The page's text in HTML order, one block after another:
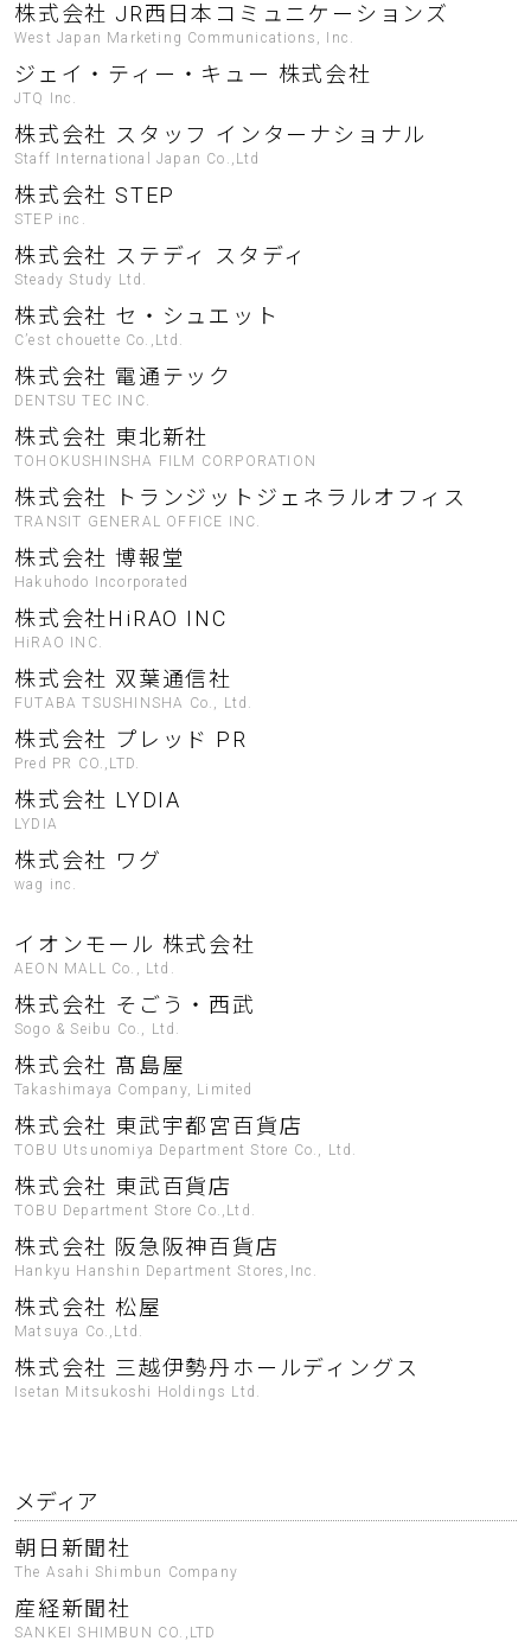
株式会社 JR西日本コミュニケーションズ
West Japan Marketing Communications, Inc.
ジェイ・ティー・キュー 株式会社
JTQ Inc.
株式会社 スタッフ インターナショナル
Staff International Japan Co.,Ltd
株式会社 STEP
STEP inc.
株式会社 ステディ スタディ
Steady Study Ltd.
株式会社 セ・シュエット
C’est chouette Co.,Ltd.
株式会社 電通テック
DENTSU TEC INC.
株式会社 東北新社
TOHOKUSHINSHA FILM CORPORATION
株式会社 トランジットジェネラルオフィス
TRANSIT GENERAL OFFICE INC.
株式会社 博報堂
Hakuhodo Incorporated
株式会社HiRAO INC
HiRAO INC.
株式会社 双葉通信社
FUTABA TSUSHINSHA Co., Ltd.
株式会社 プレッド PR
Pred PR CO.,LTD.
株式会社 LYDIA
LYDIA
株式会社 ワグ
wag inc.
イオンモール 株式会社
AEON MALL Co., Ltd.
株式会社 そごう・西武
Sogo & Seibu Co., Ltd.
株式会社 髙島屋
Takashimaya Company, Limited
株式会社 東武宇都宮百貨店
TOBU Utsunomiya Department Store Co., Ltd.
株式会社 東武百貨店
TOBU Department Store Co.,Ltd.
株式会社 阪急阪神百貨店
Hankyu Hanshin Department Stores,Inc.
株式会社 松屋
Matsuya Co.,Ltd.
株式会社 三越伊勢丹ホールディングス
Isetan Mitsukoshi Holdings Ltd.
メディア
朝日新聞社
The Asahi Shimbun Company
産経新聞社
SANKEI SHIMBUN CO.,LTD